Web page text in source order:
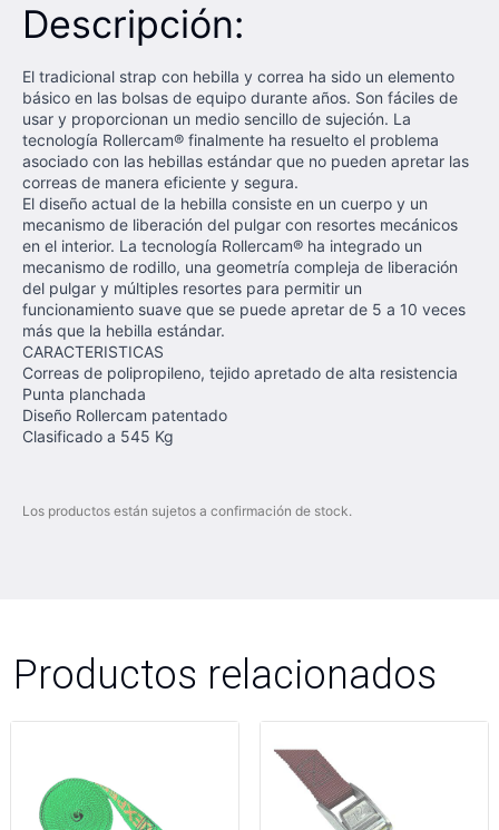
Descripción:
El tradicional strap con hebilla y correa ha sido un elemento
básico en las bolsas de equipo durante años. Son fáciles de
usar y proporcionan un medio sencillo de sujeción. La
tecnología Rollercam® finalmente ha resuelto el problema
asociado con las hebillas estándar que no pueden apretar las
correas de manera eficiente y segura.
El diseño actual de la hebilla consiste en un cuerpo y un
mecanismo de liberación del pulgar con resortes mecánicos
en el interior. La tecnología Rollercam® ha integrado un
mecanismo de rodillo, una geometría compleja de liberación
del pulgar y múltiples resortes para permitir un
funcionamiento suave que se puede apretar de 5 a 10 veces
más que la hebilla estándar.
CARACTERISTICAS
Correas de polipropileno, tejido apretado de alta resistencia
Punta planchada
Diseño Rollercam patentado
Clasificado a 545 Kg
Los productos están sujetos a confirmación de stock.
Productos relacionados